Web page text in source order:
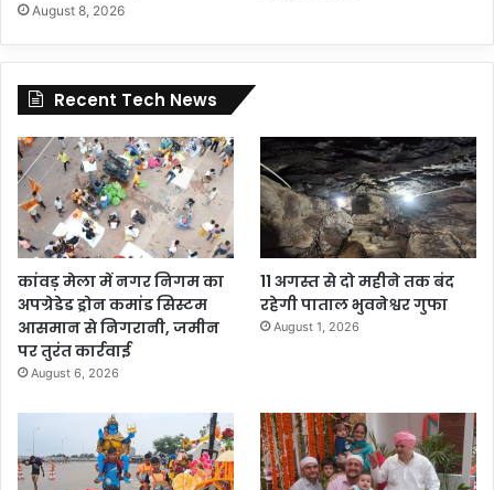
August 8, 2026
Recent Tech News
कांवड़ मेला में नगर निगम का
अपग्रेडेड ड्रोन कमांड सिस्टम
आसमान से निगरानी, जमीन
पर तुरंत कार्रवाई
August 6, 2026
11 अगस्त से दो महीने तक बंद
रहेगी पाताल भुवनेश्वर गुफा
August 1, 2026